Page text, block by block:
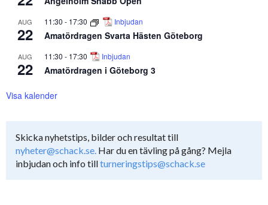
AUG
22
11:30 - 17:30 Inbjudan
Amatördragen Svarta Hästen Göteborg
AUG
22
11:30 - 17:30 Inbjudan
Amatördragen i Göteborg 3
Visa kalender
Skicka nyhetstips, bilder och resultat till
nyheter@schack.se. Har du en tävling på gång? Mejla
inbjudan och info tillturneringstips@schack.se